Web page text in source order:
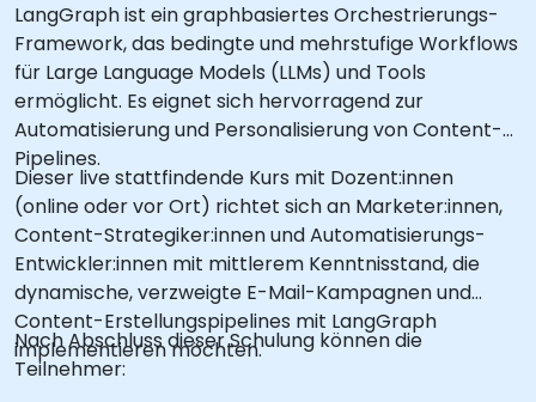
LangGraph ist ein graphbasiertes Orchestrierungs-
Framework, das bedingte und mehrstufige Workflows
für Large Language Models (LLMs) und Tools
ermöglicht. Es eignet sich hervorragend zur
Automatisierung und Personalisierung von Content-
Pipelines.
Dieser live stattfindende Kurs mit Dozent:innen
(online oder vor Ort) richtet sich an Marketer:innen,
Content-Strategiker:innen und Automatisierungs-
Entwickler:innen mit mittlerem Kenntnisstand, die
dynamische, verzweigte E-Mail-Kampagnen und
Content-Erstellungspipelines mit LangGraph
implementieren möchten.
Nach Abschluss dieser Schulung können die
Teilnehmer: